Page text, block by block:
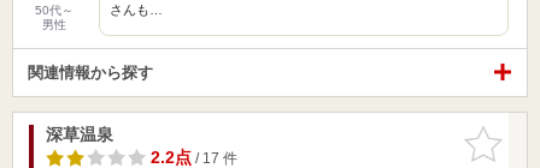
50代～
男性
さんも…
関連情報から探す
お気に入
りに追加
深草温泉
2.2点/ 17 件